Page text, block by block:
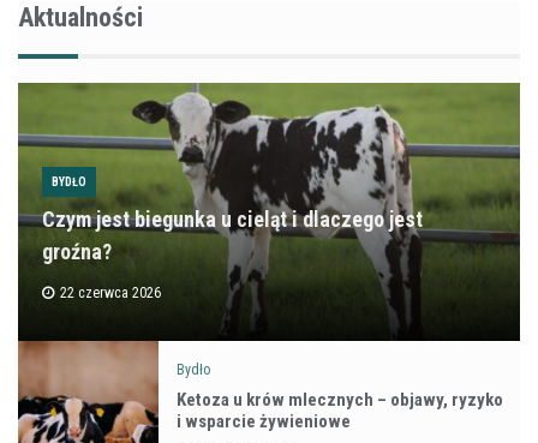
Aktualności
BYDŁO
Czym jest biegunka u cieląt i dlaczego jest
groźna?
22 czerwca 2026
Bydło
Ketoza u krów mlecznych – objawy, ryzyko
i wsparcie żywieniowe